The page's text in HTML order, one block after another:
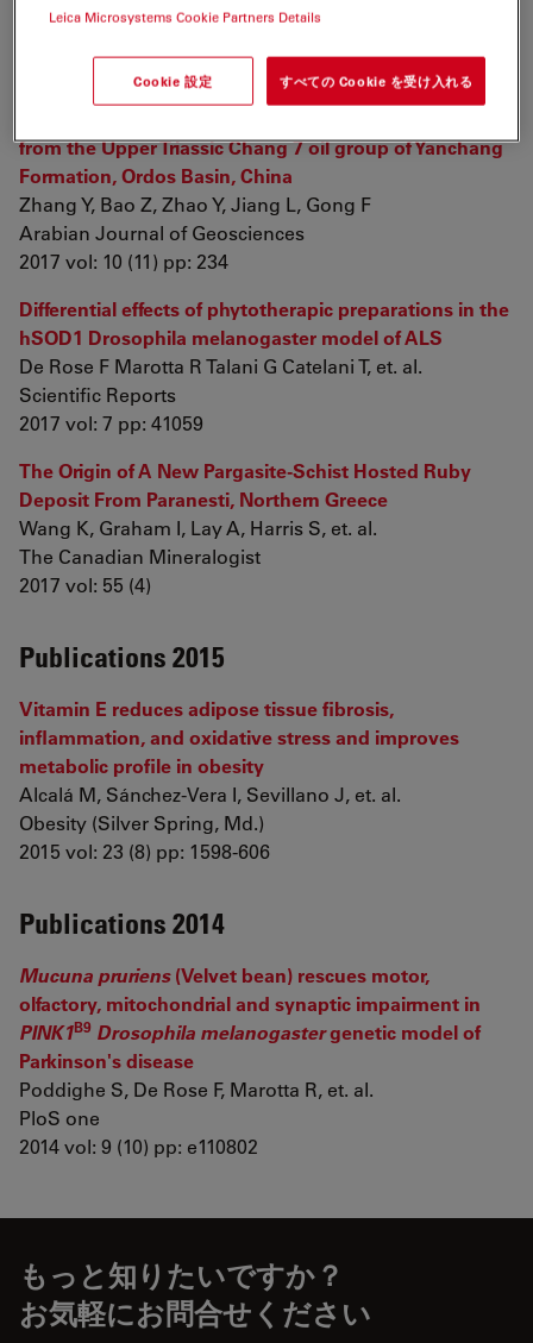
J. Mater. Chem. A
Diagenesis and its controls on reservoir properties and
from the Upper Triassic Chang 7 oil group of Yanchang
Formation, Ordos Basin, China
Zhang Y, Bao Z, Zhao Y, Jiang L, Gong F
Arabian Journal of Geosciences
2017 vol: 10 (11) pp: 234
Differential effects of phytotherapic preparations in the
hSOD1 Drosophila melanogaster model of ALS
De Rose F Marotta R Talani G Catelani T, et. al.
Scientific Reports
2017 vol: 7 pp: 41059
The Origin of A New Pargasite-Schist Hosted Ruby
Deposit From Paranesti, Northern Greece
Wang K, Graham I, Lay A, Harris S, et. al.
The Canadian Mineralogist
2017 vol: 55 (4)
Publications 2015
Vitamin E reduces adipose tissue fibrosis,
inflammation, and oxidative stress and improves
metabolic profile in obesity
Alcalá M, Sánchez-Vera I, Sevillano J, et. al.
Obesity (Silver Spring, Md.)
2015 vol: 23 (8) pp: 1598-606
Publications 2014
Mucuna pruriens(Velvet bean) rescues motor,
olfactory, mitochondrial and synaptic impairment in
PINK1B9 Drosophila melanogastergenetic model of
Parkinson's disease
Poddighe S, De Rose F, Marotta R, et. al.
PloS one
2014 vol: 9 (10) pp: e110802
もっと知りたいですか？
お気軽にお問合せください
Leica Microsystems Cookie Partners Details
Cookie 設定 すべての Cookie を受け入れる